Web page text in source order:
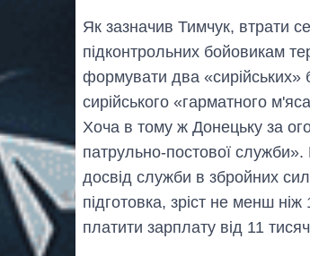
Як зазначив Тимчук, втрати
підконтрольних бойовикам
формувати два «сирійських»
сирійського «гарматного
Хоча в тому ж Донецьку за
патрульно-постової служби».
досвід служби в збройних
підготовка, зріст не менш
платити зарплату від 11